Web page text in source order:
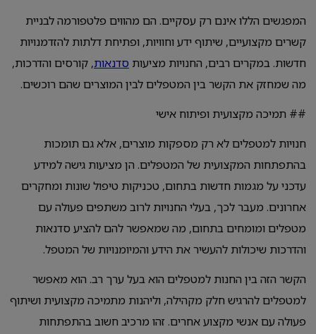
המפגשים הללו אינם רק עסקיים. הם מהווים פלטפורמה לבניית
קשרים מקצועיים, שיתוף ידע וחוויות, ופתיחת דלתות להזדמנויות
חדשות. במקרים רבים, החנויות מציעות סדנאות, קורסים והדרכות,
מה שמחזק את הקשר בין המטפלים לבין המוצרים שהם רוכשים.
## תמיכה מקצועית ופיתוח אישי
חנויות למטפלים לא רק מספקות מוצרים, אלא גם תומכות
בהתפתחות המקצועית של המטפלים. הן מציעות גישה למידע
עדכני על מגמות חדשות בתחום, טכניקות טיפול שונות ומחקרים
אחרונים. מעבר לכך, בעלי החנויות לרוב משתפים פעולה עם
מטפלים ומומחים בתחום, מה שמאפשר להם להציע סדנאות
והדרכות שיכולות להעשיר את הידע והמיומנויות של המטפל.
הקשר הזה בין החנות למטפלים הוא בעל ערך רב. הוא מאפשר
למטפלים להרגיש חלק מקהילה, וליהנות מתמיכה מקצועית ושיתוף
פעולה עם אנשי מקצוע אחרים. זהו מרכיב חשוב בהתפתחות